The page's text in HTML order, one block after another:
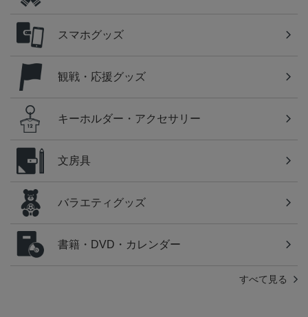
スマホグッズ
観戦・応援グッズ
キーホルダー・アクセサリー
文房具
バラエティグッズ
書籍・DVD・カレンダー
すべて見る